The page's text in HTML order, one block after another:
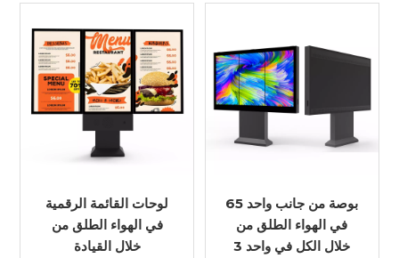
لوحات القائمة الرقمية
في الهواء الطلق من
خلال القيادة
65 بوصة من جانب واحد
في الهواء الطلق من
خلال الكل في واحد 3